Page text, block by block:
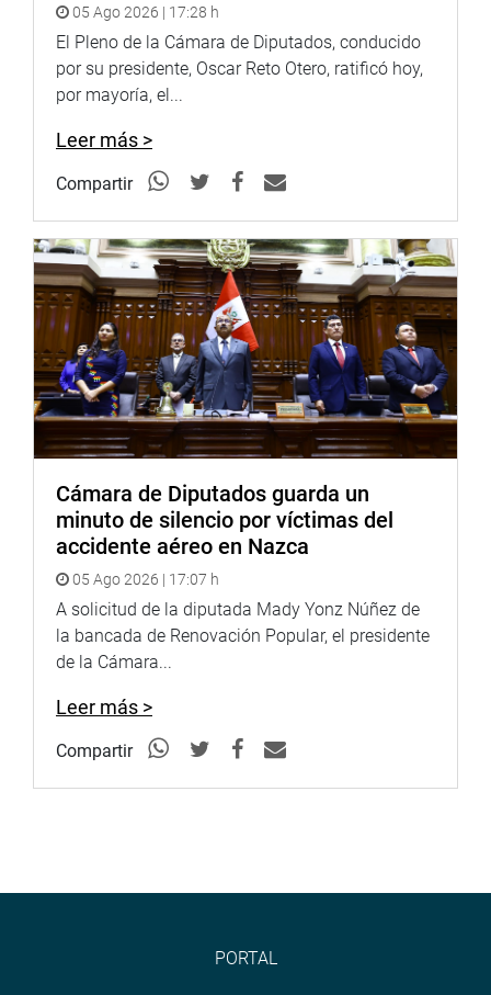
05 Ago 2026 | 17:28 h
El Pleno de la Cámara de Diputados, conducido
por su presidente, Oscar Reto Otero, ratificó hoy,
por mayoría, el...
Leer más >
Compartir
Cámara de Diputados guarda un
minuto de silencio por víctimas del
accidente aéreo en Nazca
05 Ago 2026 | 17:07 h
A solicitud de la diputada Mady Yonz Núñez de
la bancada de Renovación Popular, el presidente
de la Cámara...
Leer más >
Compartir
PORTAL